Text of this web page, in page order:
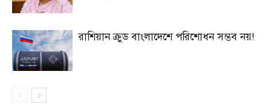
রাশিয়ান ক্রুড বাংলাদেশে পরিশোধন সম্ভব নয়!